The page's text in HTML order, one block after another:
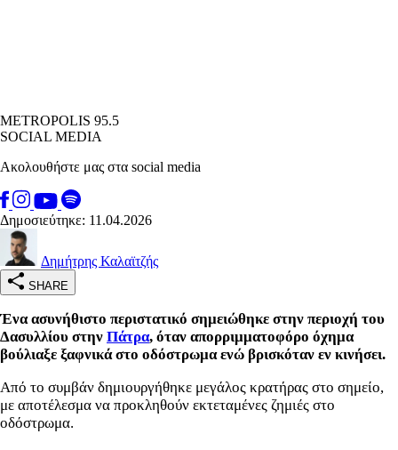
METROPOLIS 95.5
SOCIAL MEDIA
Ακολουθήστε μας στα social media
Δημοσιεύτηκε: 11.04.2026
Δημήτρης Καλαϊτζής
SHARE
Ένα ασυνήθιστο περιστατικό σημειώθηκε στην περιοχή του
Δασυλλίου στην Πάτρα, όταν απορριμματοφόρο όχημα
βούλιαξε ξαφνικά στο οδόστρωμα ενώ βρισκόταν εν κινήσει.
Από το συμβάν δημιουργήθηκε μεγάλος κρατήρας στο σημείο,
με αποτέλεσμα να προκληθούν εκτεταμένες ζημιές στο
οδόστρωμα.